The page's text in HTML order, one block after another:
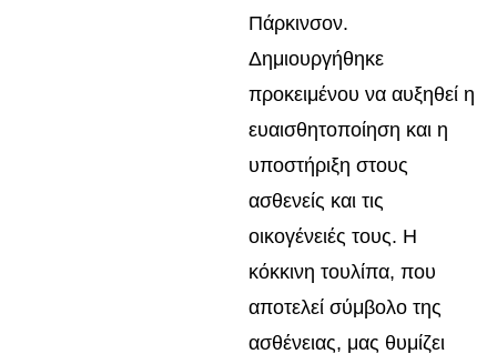
Πάρκινσον.
Δημιουργήθηκε
προκειμένου να αυξηθεί η
ευαισθητοποίηση και η
υποστήριξη στους
ασθενείς και τις
οικογένειές τους. Η
κόκκινη τουλίπα, που
αποτελεί σύμβολο της
ασθένειας, μας θυμίζει